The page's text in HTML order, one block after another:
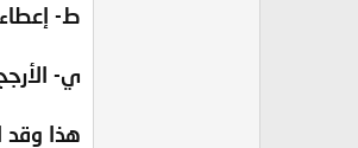
‌ط-
‌ي-
هذا وقد